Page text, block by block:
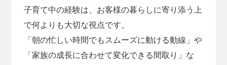
子育て中の経験は、お客様の暮らしに寄り添う上
で何よりも大切な視点です。
「朝の忙しい時間でもスムーズに動ける動線」や
「家族の成長に合わせて変化できる間取り」な